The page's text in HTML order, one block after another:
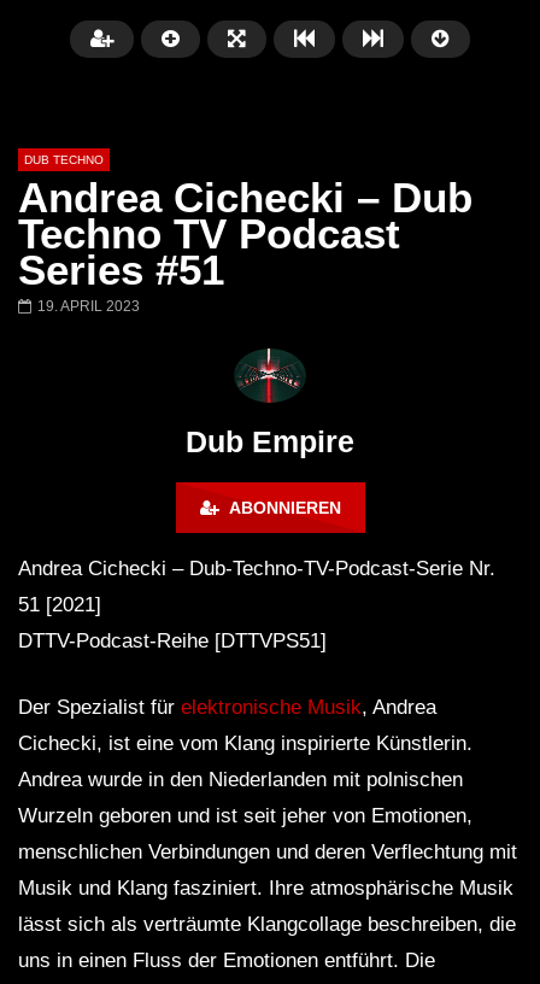
01:11:24
DUB TECHNO
Andrea Cichecki – Dub
Techno TV Podcast
Series #51
19. APRIL 2023
Dub Empire
ABONNIEREN
Andrea Cichecki – Dub-Techno-TV-Podcast-Serie Nr.
51 [2021]
DTTV-Podcast-Reihe [DTTVPS51]
Der Spezialist für elektronische Musik, Andrea
Cichecki, ist eine vom Klang inspirierte Künstlerin.
Andrea wurde in den Niederlanden mit polnischen
Wurzeln geboren und ist seit jeher von Emotionen,
menschlichen Verbindungen und deren Verflechtung mit
Musik und Klang fasziniert. Ihre atmosphärische Musik
lässt sich als verträumte Klangcollage beschreiben, die
uns in einen Fluss der Emotionen entführt. Die